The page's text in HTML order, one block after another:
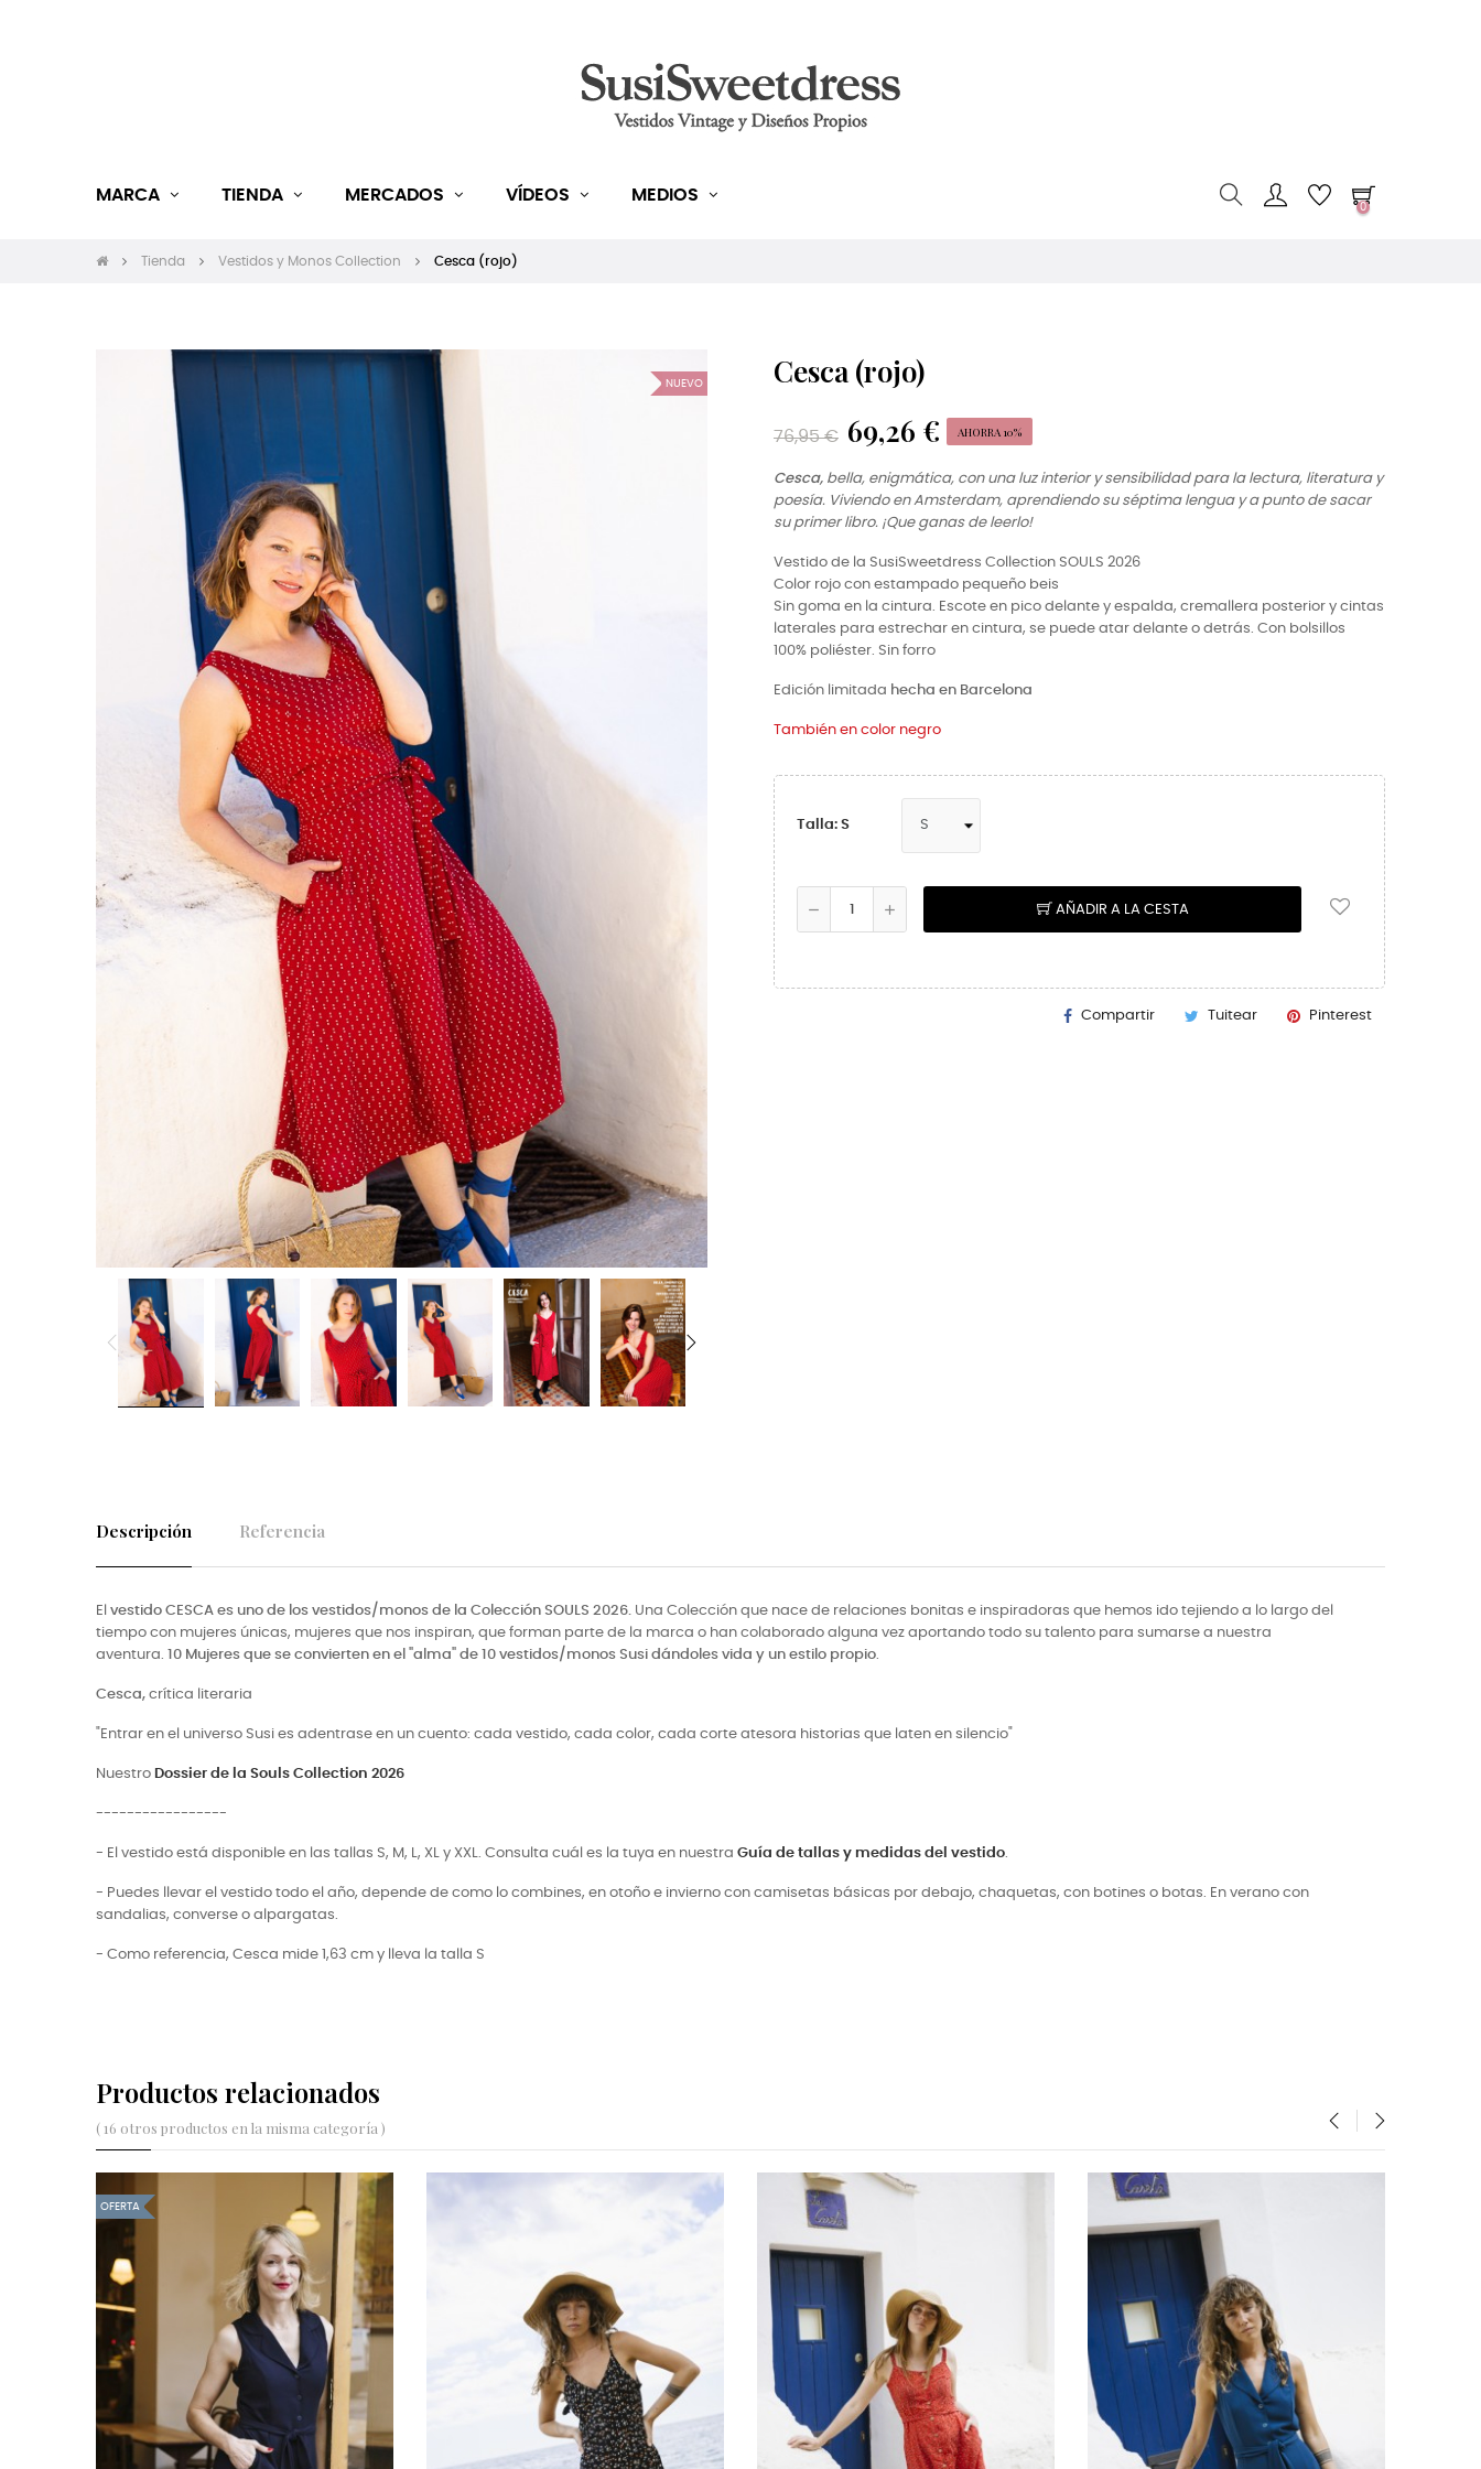
MARCA TIENDA MERCADOS VÍDEOS MEDIOS
0
Tienda Vestidos y Monos Collection Cesca (rojo)
NUEVO Cesca (rojo)
76,95 € 69,26 € AHORRA 10%
Cesca, bella, enigmática, con una luz interior y sensibilidad para la lectura, literatura y
poesía. Viviendo en Amsterdam, aprendiendo su séptima lengua y a punto de sacar
su primer libro. ¡Que ganas de leerlo!
Vestido de la SusiSweetdress Collection SOULS 2026
Color rojo con estampado pequeño beis
Sin goma en la cintura. Escote en pico delante y espalda, cremallera posterior y cintas
laterales para estrechar en cintura, se puede atar delante o detrás. Con bolsillos
100% poliéster. Sin forro
Edición limitada hecha en Barcelona
También en color negro
Talla: S
AÑADIR A LA CESTA
Compartir Tuitear Pinterest
Descripción Referencia
El vestido CESCA es uno de los vestidos/monos de la Colección SOULS 2026. Una Colección que nace de relaciones bonitas e inspiradoras que hemos ido tejiendo a lo largo del
tiempo con mujeres únicas, mujeres que nos inspiran, que forman parte de la marca o han colaborado alguna vez aportando todo su talento para sumarse a nuestra
aventura. 10 Mujeres que se convierten en el "alma" de 10 vestidos/monos Susi dándoles vida y un estilo propio.
Cesca, crítica literaria
"Entrar en el universo Susi es adentrase en un cuento: cada vestido, cada color, cada corte atesora historias que laten en silencio"
Nuestro Dossier de la Souls Collection 2026
-----------------
- El vestido está disponible en las tallas S, M, L, XL y XXL. Consulta cuál es la tuya en nuestra Guía de tallas y medidas del vestido.
- Puedes llevar el vestido todo el año, depende de como lo combines, en otoño e invierno con camisetas básicas por debajo, chaquetas, con botines o botas. En verano con
sandalias, converse o alpargatas.
- Como referencia, Cesca mide 1,63 cm y lleva la talla S
Productos relacionados
( 16 otros productos en la misma categoría )
NUEVO NUEVO